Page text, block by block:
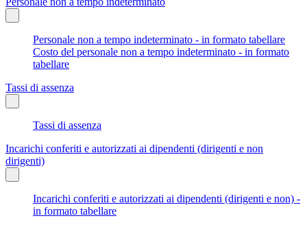
Personale non a tempo indeterminato - in formato tabellare
Costo del personale non a tempo indeterminato - in formato
tabellare
Tassi di assenza
Tassi di assenza
Incarichi conferiti e autorizzati ai dipendenti (dirigenti e non
dirigenti)
Incarichi conferiti e autorizzati ai dipendenti (dirigenti e non) -
in formato tabellare